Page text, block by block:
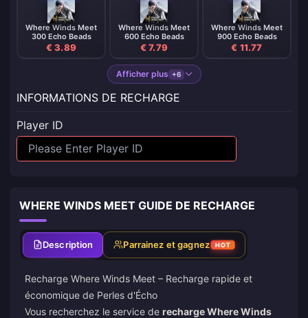
Where Winds Meet
300 Echo Beads
€ 3.89
Where Winds Meet
600 Echo Beads
€ 7.79
Where Winds Meet
900 Echo Beads
€ 11.77
Afficher plus +6
INFORMATIONS DE RECHARGE
Player ID
WHERE WINDS MEET GUIDE DE RECHARGE
Description Parrainez et gagnez HOT
Recharge Where Winds Meet – Recharge rapide et
économique de Perles d'Écho
Vous recherchez le service de recharge Where Winds